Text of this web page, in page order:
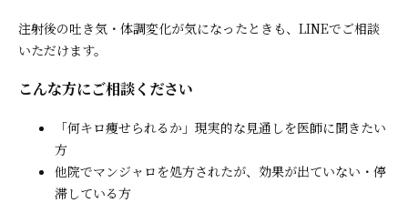
注射後の吐き気・体調変化が気になったときも、LINEでご相談
いただけます。
こんな方にご相談ください
「何キロ痩せられるか」現実的な見通しを医師に聞きたい
方
他院でマンジャロを処方されたが、効果が出ていない・停
滞している方